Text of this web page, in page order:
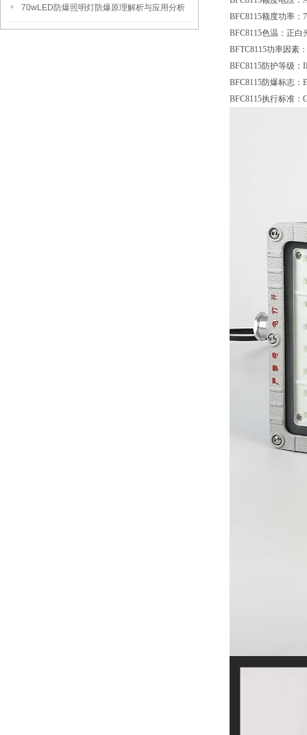
70wLED防爆照明灯防爆原理解析与应用分析
BFC8115额度功率：
BFC8115色温：正白
BFTC8115功率因素
BFC8115防护等级：
BFC8115防爆标志：
BFC8115执行标准：